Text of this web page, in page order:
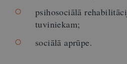
psihosociālā
tuviniekam;
sociālā aprūpe.